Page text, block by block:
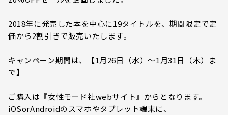
2018年に発売した本を中心に19タイトルを、期間限定で定
価から2割引きで販売いたします。
キャンペーン期間は、【1月26日（水）～1月31日（木）ま
で】
ご購入は『女性モード社webサイト』からとなります。
iOSorAndroidのスマホやタブレット端末に、